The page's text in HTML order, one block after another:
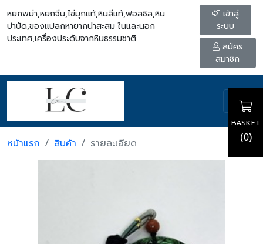
หยกพม่า,หยกจีน,ไข่มุกแท้,หินสีแท้,ฟอสซิล,หิน
บำบัด,ของแปลกหายากน่าสะสม ในและนอก
ประเทศ,เครื่องประดับจากหินธรรมชาติ
เข้าสู่
ระบบ
สมัคร
สมาชิก
BASKET
(0)
หน้าแรก สินค้า รายละเอียด